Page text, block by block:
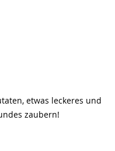
etwas leckeres und
zaubern!